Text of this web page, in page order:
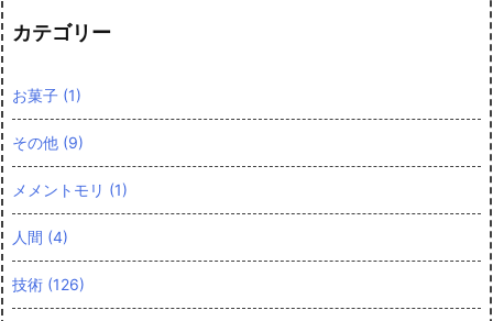
カテゴリー
お菓子 (1)
その他 (9)
メメントモリ (1)
人間 (4)
技術 (126)